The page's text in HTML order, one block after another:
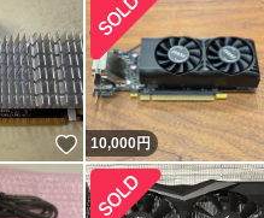
いいね！
10,000円